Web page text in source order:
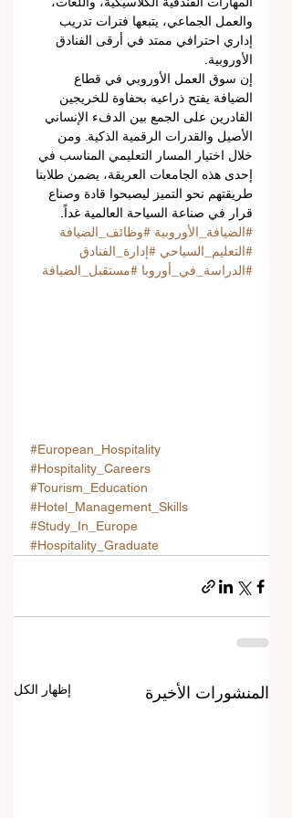
والعمل الجماعي، يتبعها فترات تدريب
إداري احترافي ممتد في أرقى الفنادق
الأوروبية.
إن سوق العمل الأوروبي في قطاع
الضيافة يفتح ذراعيه بحفاوة للخريجين
القادرين على الجمع بين الدفء الإنساني
الأصيل والقدرات الرقمية الذكية. ومن
خلال اختيار المسار التعليمي المناسب في
إحدى هذه الجامعات العريقة، يضمن طلابنا
طريقتهم نحو التميز ليصبحوا قادة وصناع
قرار في صناعة السياحة العالمية غداً.
#الضيافة_الأوروبية #وظائف_الضيافة
#التعليم_السياحي #إدارة_الفنادق
#الدراسة_في_أوروبا #مستقبل_الضيافة
#European_Hospitality
#Hospitality_Careers
#Tourism_Education
#Hotel_Management_Skills
#Study_In_Europe
#Hospitality_Graduate
المنشورات الأخيرة إظهار الكل